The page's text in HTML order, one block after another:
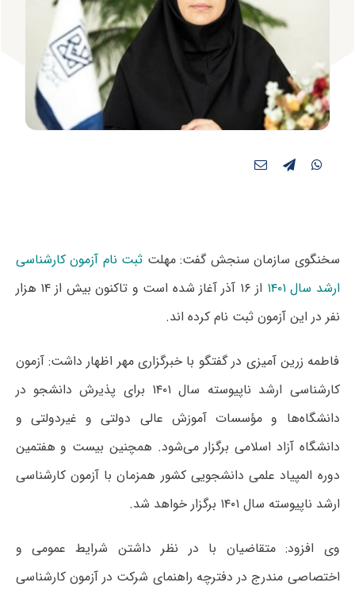
سخنگوی سازمان سنجش گفت: مهلت ثبت نام آزمون کارشناسی
ارشد سال ۱۴۰۱
از ۱۶ آذر آغاز شده است و تاکنون بیش از ۱۴ هزار
نفر در این آزمون ثبت نام کرده اند.
فاطمه زرین آمیزی در گفتگو با خبرگزاری مهر اظهار داشت: آزمون
کارشناسی ارشد ناپیوسته سال ۱۴۰۱ برای پذیرش دانشجو در
دانشگاه‌ها و مؤسسات آموزش عالی دولتی و غیردولتی و
دانشگاه آزاد اسلامی برگزار می‌شود. همچنین بیست و هفتمین
دوره المپیاد علمی دانشجویی کشور همزمان با آزمون کارشناسی
ارشد ناپیوسته سال ۱۴۰۱ برگزار خواهد شد.
وی افزود: متقاضیان با در نظر داشتن شرایط عمومی و
اختصاصی مندرج در دفترچه راهنمای شرکت در آزمون کارشناسی